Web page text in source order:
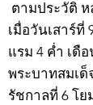
ตามประวัติ
เมื่อวันเสาร์ที่
แรม 4 ค่ำ เดื
พระบาทสมเด็
รัชกาลที่ 6 โ